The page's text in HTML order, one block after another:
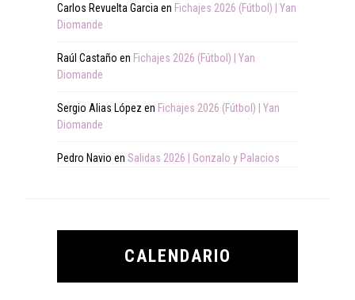
Carlos Revuelta Garcia en Fichajes 2026 (Fútbol) | Yan
Diomande
Raúl Castaño en Fichajes 2026 (Fútbol) | Yan
Diomande
Sergio Alias López en Fichajes 2026 (Fútbol) | Yan
Diomande
Pedro Navio en Salidas 2026 | Gonzalo y Palacios
CALENDARIO